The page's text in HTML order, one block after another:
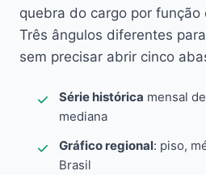
quebra do cargo por função
Três ângulos diferentes
sem precisar abrir cinco
Série histórica mensal
mediana
Gráfico regional: piso,
Brasil